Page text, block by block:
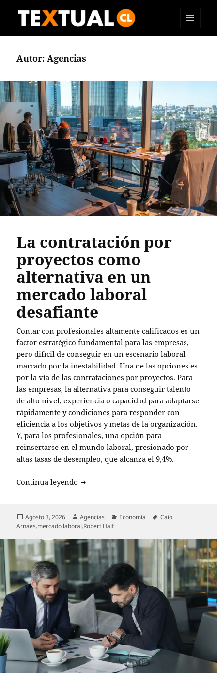
Autor:Agencias
La contratación por
proyectos como
alternativa en un
mercado laboral
desafiante
Contar con profesionales altamente calificados es un
factor estratégico fundamental para las empresas,
pero difícil de conseguir en un escenario laboral
marcado por la inestabilidad. Una de las opciones es
por la vía de las contrataciones por proyectos. Para
las empresas, la alternativa para conseguir talento
de alto nivel, experiencia o capacidad para adaptarse
rápidamente y condiciones para responder con
eficiencia a los objetivos y metas de la organización.
Y, para los profesionales, una opción para
reinsertarse en el mundo laboral, presionado por
altas tasas de desempleo, que alcanza el 9,4%.
Continua leyendo La contratación por proyectos como
Publicado
el
Agosto 3, 2026 Autor
Agencias Categorías
Economía Etiquetas
Caio
Arnaes,mercado laboral,Robert Half